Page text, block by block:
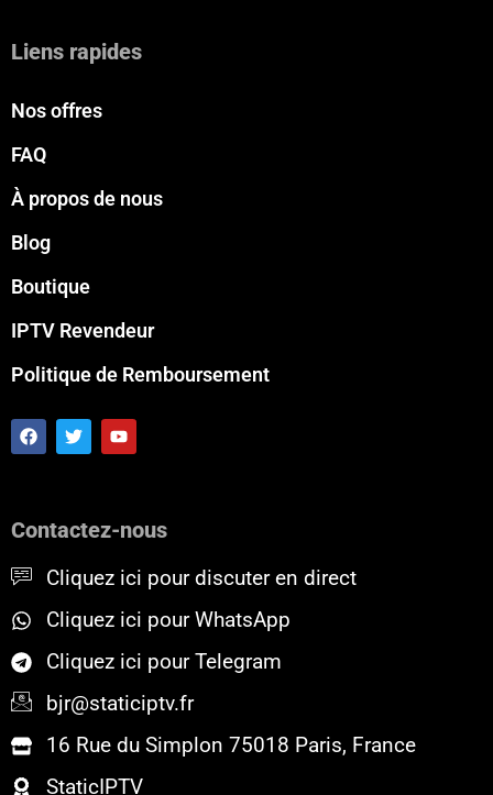
Liens rapides
Nos offres
FAQ
À propos de nous
Blog
Boutique
IPTV Revendeur
Politique de Remboursement
F
a
c
o
T
w
i
r
Y
o
u
e
Contactez-nous
Cliquez ici pour discuter en direct
Cliquez ici pour WhatsApp
Cliquez ici pour Telegram
bjr@staticiptv.fr
16 Rue du Simplon 75018 Paris, France
StaticIPTV